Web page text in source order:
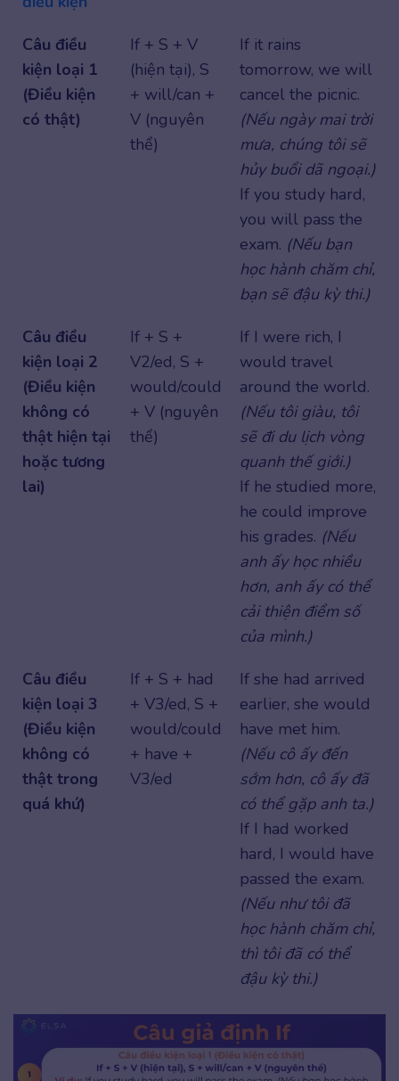
Câu điều
kiện loại 1
(Điều kiện
có thật)
If + S + V
(hiện tại), S
+ will/can +
V (nguyên
thể)
If it rains
tomorrow, we will
cancel the picnic.
(Nếu ngày mai trời
mưa, chúng tôi sẽ
hủy buổi dã ngoại.)
If you study hard,
you will pass the
exam. (Nếu bạn
học hành chăm chỉ,
bạn sẽ đậu kỳ thi.)
Câu điều
kiện loại 2
(Điều kiện
không có
thật hiện tại
hoặc tương
lai)
If + S +
V2/ed, S +
would/could
+ V (nguyên
thể)
If I were rich, I
would travel
around the world.
(Nếu tôi giàu, tôi
sẽ đi du lịch vòng
quanh thế giới.)
If he studied more,
he could improve
his grades. (Nếu
anh ấy học nhiều
hơn, anh ấy có thể
cải thiện điểm số
của mình.)
Câu điều
kiện loại 3
(Điều kiện
không có
thật trong
quá khứ)
If + S + had
+ V3/ed, S +
would/could
+ have +
V3/ed
If she had arrived
earlier, she would
have met him.
(Nếu cô ấy đến
sớm hơn, cô ấy đã
có thể gặp anh ta.)
If I had worked
hard, I would have
passed the exam.
(Nếu như tôi đã
học hành chăm chỉ,
thì tôi đã có thể
đậu kỳ thi.)